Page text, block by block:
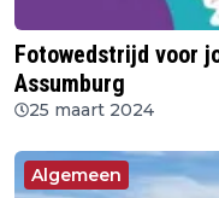
Fotowedstrijd voor
Assumburg
25 maart 2024
Algemeen